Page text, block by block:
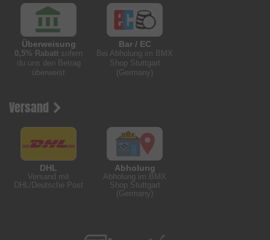
Überweisung
0,5% Rabatt sofern
du uns den Betrag
überweist
Bar / EC
Bei Abholung im BMX
Shop Stuttgart
(Germany)
Versand
DHL
Versand mit
DHL/Deutsche Post
Abholung
Abholung im BMX
Shop Stuttgart
(Germany)